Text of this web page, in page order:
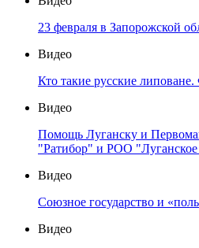
23 февраля в Запорожской
Видео
Кто такие русские
Видео
Помощь Луганску и
"Ратибор" и РОО "Луганское
Видео
Союзное государство и
Видео